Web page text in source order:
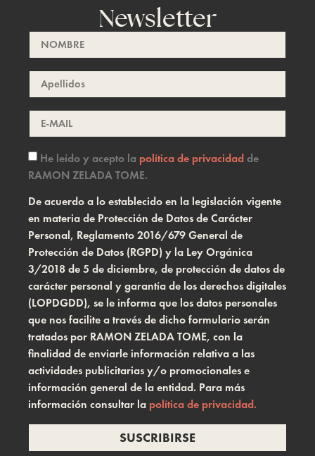
Newsletter
He leído y acepto la política de privacidadde
RAMON ZELADA TOME.
De acuerdo a lo establecido en la legislación vigente
en materia de Protección de Datos de Carácter
Personal, Reglamento 2016/679 General de
Protección de Datos (RGPD) y la Ley Orgánica
3/2018 de 5 de diciembre, de protección de datos de
carácter personal y garantía de los derechos digitales
(LOPDGDD), se le informa que los datos personales
que nos facilite a través de dicho formulario serán
tratados por RAMON ZELADA TOME, con la
finalidad de enviarle información relativa a las
actividades publicitarias y/o promocionales e
información general de la entidad. Para más
información consultar la política de privacidad.
SUSCRIBIRSE